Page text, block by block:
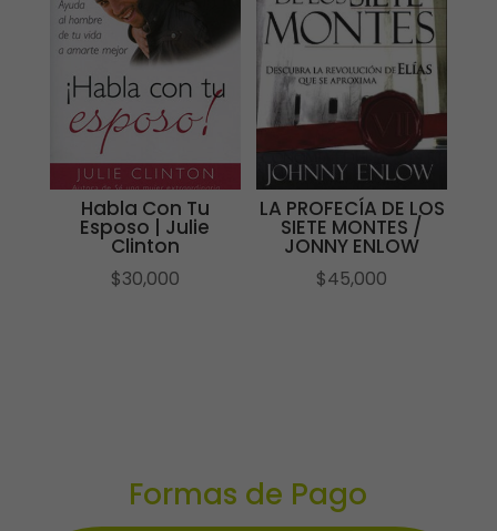
Habla Con Tu
Esposo | Julie
Clinton
$30,000
LA PROFECÍA DE LOS
SIETE MONTES /
JONNY ENLOW
$45,000
Formas de Pago